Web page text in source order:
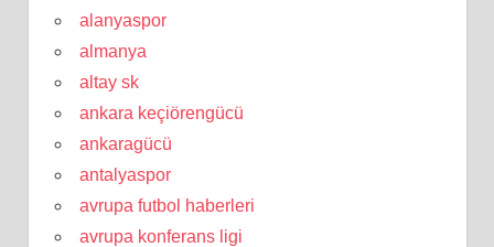
alanyaspor
almanya
altay sk
ankara keçiörengücü
ankaragücü
antalyaspor
avrupa futbol haberleri
avrupa konferans ligi